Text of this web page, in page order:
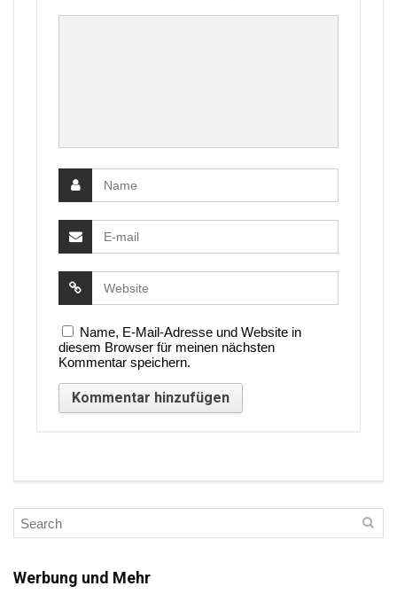
Name, E-Mail-Adresse und Website in
diesem Browser für meinen nächsten
Kommentar speichern.
Werbung und Mehr